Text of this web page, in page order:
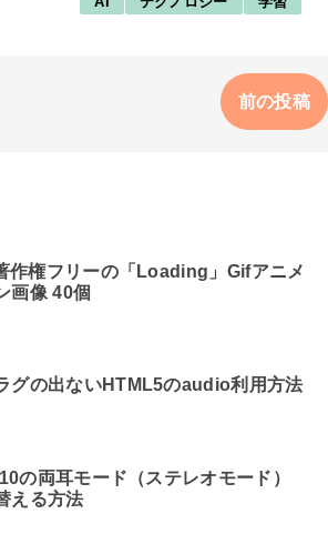
前の投稿
作権フリーの「Loading」Gifアニメ
画像 40個
グの出ないHTML5のaudio利用方法
の両耳モード（ステレオモード）
える方法